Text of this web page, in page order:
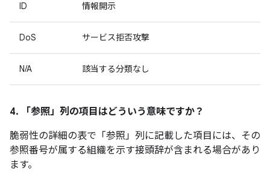
ID 情報開示
DoS サービス拒否攻撃
N/A 該当する分類なし
4. 「参照」 列の項目はどういう意味ですか？
脆弱性の詳細の表で「参照」 列に記載した項目には、その
参照番号が属する組織を示す接頭辞が含まれる場合があり
ます。